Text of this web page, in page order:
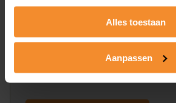
Alles toestaan
Aanpassen
Alleen globale ligging perceel
omliggende percelen met de
dit inclusief de luchtfoto!